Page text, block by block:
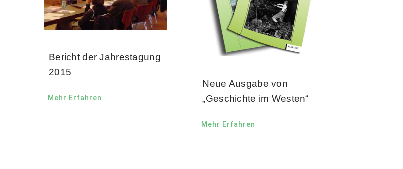
Bericht der Jahrestagung
2015
Mehr Erfahren
Neue Ausgabe von
„Geschichte im Westen“
Mehr Erfahren